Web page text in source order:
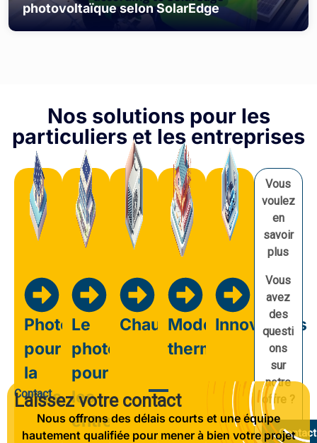
photovoltaïque selon SolarEdge
Nos solutions pour les
particuliers et les entreprises
Photovoltaïque
pour
la
maison
Le
photovoltaïque
pour
les
entreprises
ChauffageModernisation
thermique
Innovations
Vous
voulez
en
savoir
plus
Vous
avez
des
questi
ons
sur
notre
offre ?
Contact
Contact
Laissez votre contact
Nous offrons des délais courts et une équipe
hautement qualifiée pour mener à bien votre projet